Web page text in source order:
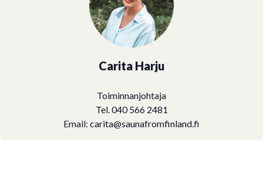
Carita Harju
Toiminnanjohtaja
Tel. 040 566 2481
Email: carita@saunafromfinland.fi